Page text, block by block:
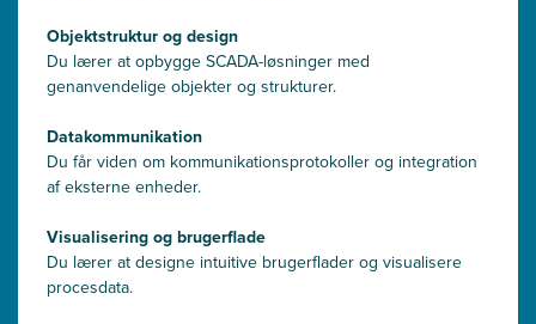
Objektstruktur og design
Du lærer at opbygge SCADA-løsninger med
genanvendelige objekter og strukturer.
Datakommunikation
Du får viden om kommunikationsprotokoller og integration
af eksterne enheder.
Visualisering og brugerflade
Du lærer at designe intuitive brugerflader og visualisere
procesdata.